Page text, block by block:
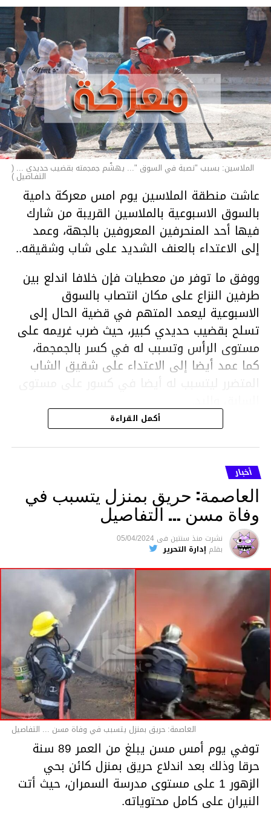
الملاسين: بسبب "نصبة في السوق "... يهشّم جمجمته بقضيب حديدي ... (
التفـاصيل )
عاشت منطقة الملاسين يوم امس معركة دامية
بالسوق الاسبوعية بالملاسين القريبة من شارك
فيها أحد المنحرفين المعروفين بالجهة، وعمد
إلى الاعتداء بالعنف الشديد على شاب وشقيقه..
ووفق ما توفر من معطيات فإن خلافا اندلع بين
طرفين النزاع على مكان انتصاب بالسوق
الاسبوعية ليعمد المتهم في قضية الحال إلى
تسلح بقضيب حديدي كبير، حيث ضرب غريمه على
مستوى الرأس وتسبب له في كسر بالجمجمة،
كما عمد أيضا إلى الاعتداء على شقيق الشاب
المتضرر ليتسبب له أيضا في كسور على مستوى
هذا وقد تمكن أعوان مركز الأمن الوطني بحي
هلال في توقيت قياسي من محاصرة المشتبه به
والقبض عليه وإحالته على التحقيق في خصوص
ما نُسبه إليه.
متابعة
قسم الاخبار
أكمل القراءة
أخبار
العاصمة: حريق بمنزل يتسبب في
وفاة مسن … التفاصيل
نشرت منذ سنتين فى 05/04/2024
بقلم إدارة التحرير
العاصمة: حريق بمنزل يتسبب في وفاة مسن ... التفاصيل
توفي يوم أمس مسن يبلغ من العمر 89 سنة
حرقا وذلك بعد اندلاع حريق بمنزل كائن بحي
الزهور 1 على مستوى مدرسة السمران، حيث أتت
النيران على كامل محتوياته.